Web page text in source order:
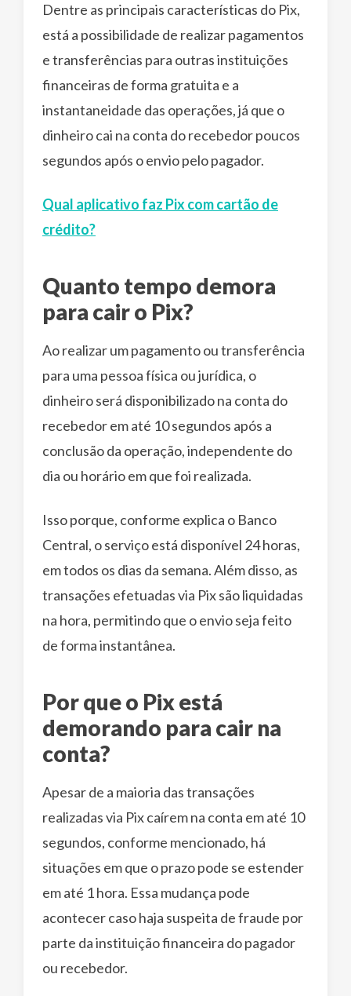
Dentre as principais características do Pix,
está a possibilidade de realizar pagamentos
e transferências para outras instituições
financeiras de forma gratuita e a
instantaneidade das operações, já que o
dinheiro cai na conta do recebedor poucos
segundos após o envio pelo pagador.
Qual aplicativo faz Pix com cartão de
crédito?
Quanto tempo demora
para cair o Pix?
Ao realizar um pagamento ou transferência
para uma pessoa física ou jurídica, o
dinheiro será disponibilizado na conta do
recebedor em até 10 segundos após a
conclusão da operação, independente do
dia ou horário em que foi realizada.
Isso porque, conforme explica o Banco
Central, o serviço está disponível 24 horas,
em todos os dias da semana. Além disso, as
transações efetuadas via Pix são liquidadas
na hora, permitindo que o envio seja feito
de forma instantânea.
Por que o Pix está
demorando para cair na
conta?
Apesar de a maioria das transações
realizadas via Pix caírem na conta em até 10
segundos, conforme mencionado, há
situações em que o prazo pode se estender
em até 1 hora. Essa mudança pode
acontecer caso haja suspeita de fraude por
parte da instituição financeira do pagador
ou recebedor.